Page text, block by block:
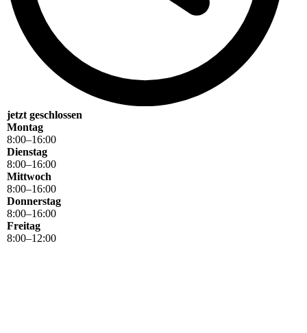
jetzt geschlossen
Montag
8:00–16:00
Dienstag
8:00–16:00
Mittwoch
8:00–16:00
Donnerstag
8:00–16:00
Freitag
8:00–12:00